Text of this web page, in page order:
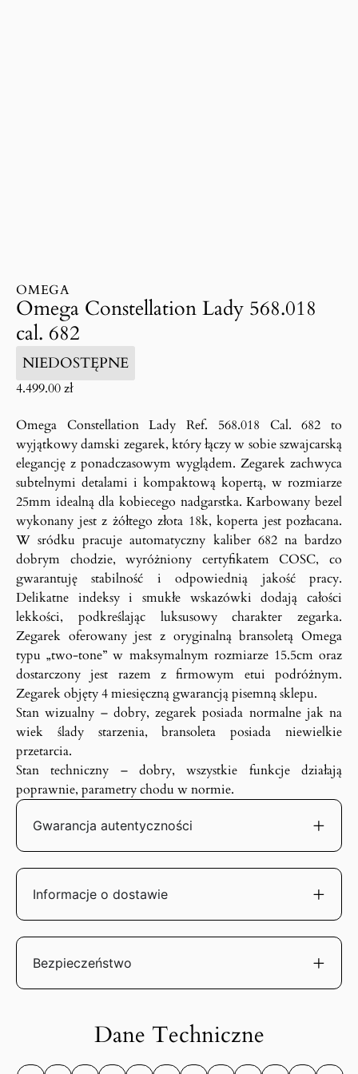
OMEGA
Omega Constellation Lady 568.018
cal. 682
NIEDOSTĘPNE
4.499.00zł
Omega Constellation Lady Ref. 568.018 Cal. 682 to
wyjątkowy damski zegarek, który łączy w sobie szwajcarską
elegancję z ponadczasowym wyglądem. Zegarek zachwyca
subtelnymi detalami i kompaktową kopertą, w rozmiarze
25mm idealną dla kobiecego nadgarstka. Karbowany bezel
wykonany jest z żółtego złota 18k, koperta jest pozłacana.
W sródku pracuje automatyczny kaliber 682 na bardzo
dobrym chodzie, wyróżniony certyfikatem COSC, co
gwarantuję stabilność i odpowiednią jakość pracy.
Delikatne indeksy i smukłe wskazówki dodają całości
lekkości, podkreślając luksusowy charakter zegarka.
Zegarek oferowany jest z oryginalną bransoletą Omega
typu „two-tone” w maksymalnym rozmiarze 15.5cm oraz
dostarczony jest razem z firmowym etui podróżnym.
Zegarek objęty 4 miesięczną gwarancją pisemną sklepu.
Stan wizualny – dobry, zegarek posiada normalne jak na
wiek ślady starzenia, bransoleta posiada niewielkie
przetarcia.
Stan techniczny – dobry, wszystkie funkcje działają
poprawnie, parametry chodu w normie.
Gwarancja autentyczności
Informacje o dostawie
Bezpieczeństwo
Dane Techniczne